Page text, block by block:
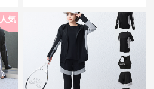
人気